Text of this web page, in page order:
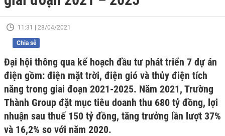
11:31 | 28/04/2021
Chia sẻ
Đại hội thông qua kế hoạch đầu tư phát triển 7 dự án
điện gồm: điện mặt trời, điện gió và thủy điện tích
năng trong giai đoạn 2021-2025. Năm 2021, Trường
Thành Group đặt mục tiêu doanh thu 680 tỷ đồng, lợi
nhuận sau thuế 150 tỷ đồng, tăng trưởng lần lượt 37%
và 16,2% so với năm 2020.